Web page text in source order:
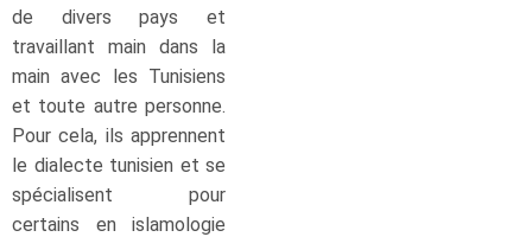
de divers pays et
travaillant main dans la
main avec les Tunisiens
et toute autre personne.
Pour cela, ils apprennent
le dialecte tunisien et se
spécialisent pour
certains en islamologie